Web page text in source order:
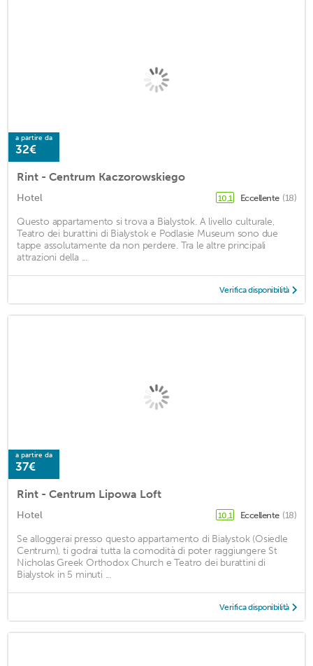
a partire da
32€
Rint - Centrum Kaczorowskiego
Hotel 10,1 Eccellente (18)
Questo appartamento si trova a Bialystok. A livello culturale,
Teatro dei burattini di Bialystok e Podlasie Museum sono due
tappe assolutamente da non perdere. Tra le altre principali
attrazioni della ...
Verifica disponibilità
a partire da
37€
Rint - Centrum Lipowa Loft
Hotel 10,1 Eccellente (18)
Se alloggerai presso questo appartamento di Bialystok (Osiedle
Centrum), ti godrai tutta la comodità di poter raggiungere St
Nicholas Greek Orthodox Church e Teatro dei burattini di
Bialystok in 5 minuti ...
Verifica disponibilità